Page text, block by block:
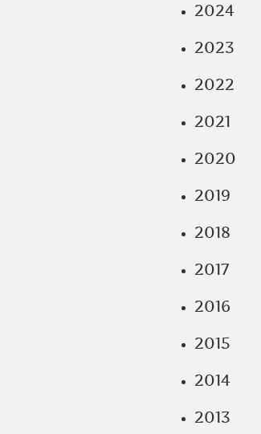
2024
2023
2022
2021
2020
2019
2018
2017
2016
2015
2014
2013